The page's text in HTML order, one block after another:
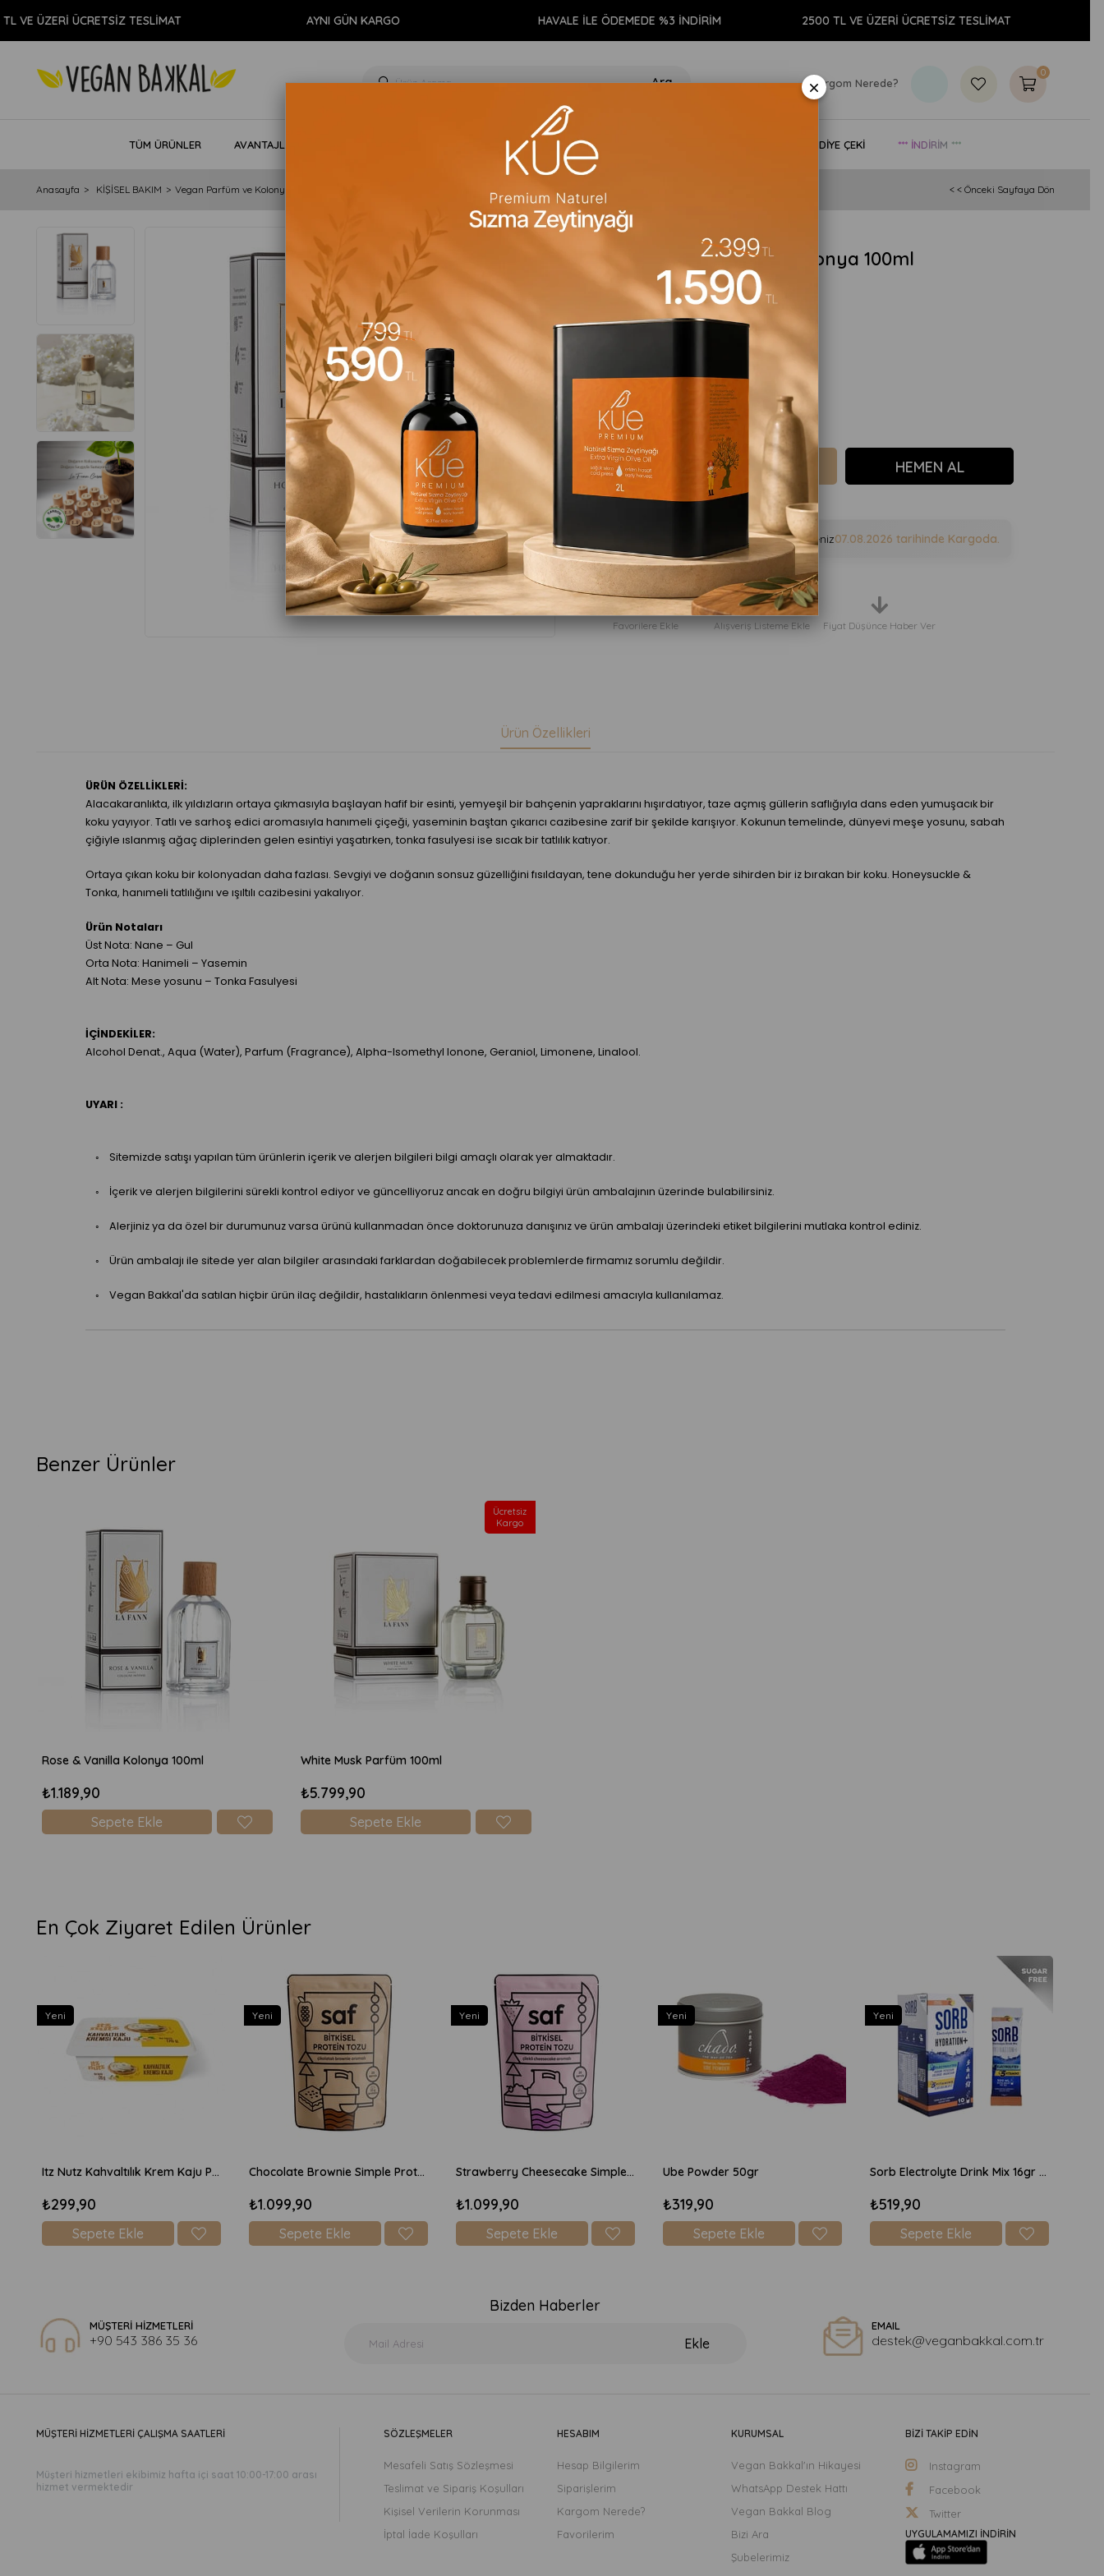
ÜCRETSİZ TESLİMAT AYNI GÜN KARGO HAVALE İLE ÖDEMEDE %3 İNDİRİM 2500 TL VE ÜZERİ ÜCRETSİZ TESLİMAT
0
Kargom Nerede?
TÜM ÜRÜNLER AVANTAJLI PAKETLER TEMİZLİK HEDİYE ÇEKİ *** İNDİRİM ***
Anasayfa KİŞİSEL BAKIM Vegan Parfüm ve Kolonya < < Önceki Sayfaya Dön
La Fann
Honeysuckle & Tonka Kolonya 100ml
8684083600245
₺1.189,90
içerisinde sipariş verirseniz07.08.2026 tarihinde Kargoda.
Favorilere Ekle Alışveriş Listeme Ekle Fiyat Düşünce Haber Ver
Ürün Özellikleri
ÜRÜN ÖZELLİKLERİ:
Alacakaranlıkta, ilk yıldızların ortaya çıkmasıyla başlayan hafif bir esinti, yemyeşil bir bahçenin yapraklarını hışırdatıyor, taze açmış güllerin saflığıyla dans eden yumuşacık bir
koku yayıyor. Tatlı ve sarhoş edici aromasıyla hanımeli çiçeği, yaseminin baştan çıkarıcı cazibesine zarif bir şekilde karışıyor. Kokunun temelinde, dünyevi meşe yosunu, sabah
çiğiyle ıslanmış ağaç diplerinden gelen esintiyi yaşatırken, tonka fasulyesi ise sıcak bir tatlılık katıyor.
Ortaya çıkan koku bir kolonyadan daha fazlası. Sevgiyi ve doğanın sonsuz güzelliğini fısıldayan, tene dokunduğu her yerde sihirden bir iz bırakan bir koku. Honeysuckle &
Tonka, hanımeli tatlılığını ve ışıltılı cazibesini yakalıyor.
Ürün Notaları
Üst Nota: Nane – Gul
Orta Nota: Hanimeli – Yasemin
Alt Nota: Mese yosunu – Tonka Fasulyesi
İÇİNDEKİLER:
Alcohol Denat., Aqua (Water), Parfum (Fragrance), Alpha-Isomethyl Ionone, Geraniol, Limonene, Linalool.
UYARI :
◦ Sitemizde satışı yapılan tüm ürünlerin içerik ve alerjen bilgileri bilgi amaçlı olarak yer almaktadır.
◦ İçerik ve alerjen bilgilerini sürekli kontrol ediyor ve güncelliyoruz ancak en doğru bilgiyi ürün ambalajının üzerinde bulabilirsiniz.
◦ Alerjiniz ya da özel bir durumunuz varsa ürünü kullanmadan önce doktorunuza danışınız ve ürün ambalajı üzerindeki etiket bilgilerini mutlaka kontrol ediniz.
◦ Ürün ambalajı ile sitede yer alan bilgiler arasındaki farklardan doğabilecek problemlerde firmamız sorumlu değildir.
◦ Vegan Bakkal'da satılan hiçbir ürün ilaç değildir, hastalıkların önlenmesi veya tedavi edilmesi amacıyla kullanılamaz.
Benzer Ürünler
Rose & Vanilla Kolonya 100ml
₺1.189,90
Sepete Ekle
White Musk Parfüm 100ml
₺5.799,90
Sepete Ekle
Ücretsiz
Kargo
En Çok Ziyaret Edilen Ürünler
Itz Nutz Kahvaltılık Krem Kaju Peyniri 170gr
₺299,90
Sepete Ekle
Yeni
Chocolate Brownie Simple Protein Mix 600gr
₺1.099,90
Sepete Ekle
Yeni
Strawberry Cheesecake Simple Protein Mix 600gr
₺1.099,90
Sepete Ekle
Yeni
Ube Powder 50gr
₺319,90
Sepete Ekle
Yeni
Sorb Electrolyte Drink Mix 16gr x 10 Adet Şekersiz - Şeftali
₺519,90
Sepete Ekle
Yeni
MÜŞTERİ HİZMETLERİ
+90 543 386 35 36
Bizden Haberler
Ekle
EMAIL
destek@veganbakkal.com.tr
MÜŞTERİ HİZMETLERİ ÇALIŞMA SAATLERİ
Müşteri hizmetleri ekibimiz hafta içi saat 10:00-17:00 arası
hizmet vermektedir
SÖZLEŞMELER
Mesafeli Satış Sözleşmesi
Teslimat ve Sipariş Koşulları
Kişisel Verilerin Korunması
İptal İade Koşulları
HESABIM
Hesap Bilgilerim
Siparişlerim
Kargom Nerede?
Favorilerim
KURUMSAL
Vegan Bakkal'ın Hikayesi
WhatsApp Destek Hattı
Vegan Bakkal Blog
Bizi Ara
Şubelerimiz
BİZİ TAKİP EDİN
Instagram
Facebook
Twitter
UYGULAMAMIZI İNDİRİN
×